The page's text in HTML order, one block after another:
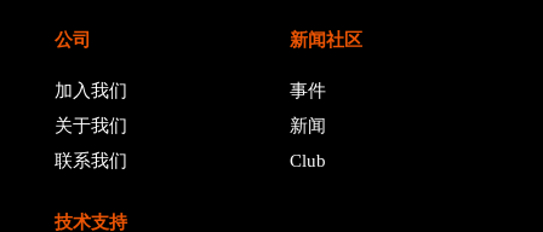
公司
加入我们
关于我们
联系我们
新闻社区
事件
新闻
Club
技术支持